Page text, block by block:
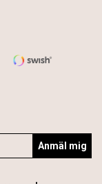
Anmäl mig